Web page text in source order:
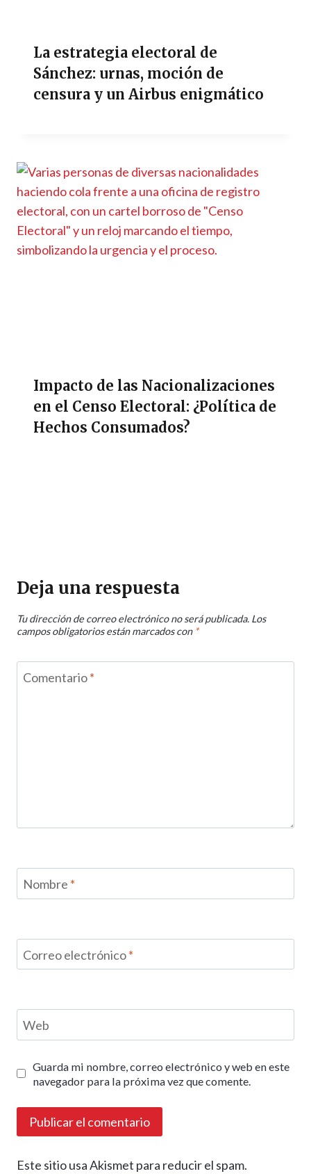
La estrategia electoral de
Sánchez: urnas, moción de
censura y un Airbus enigmático
Impacto de las Nacionalizaciones
en el Censo Electoral: ¿Política de
Hechos Consumados?
Deja una respuesta
Tu dirección de correo electrónico no será publicada. Los
campos obligatorios están marcados con *
Comentario*
Nombre *
Correo electrónico*
Web
Guarda mi nombre, correo electrónico y web en este
navegador para la próxima vez que comente.
Este sitio usa Akismet para reducir el spam.